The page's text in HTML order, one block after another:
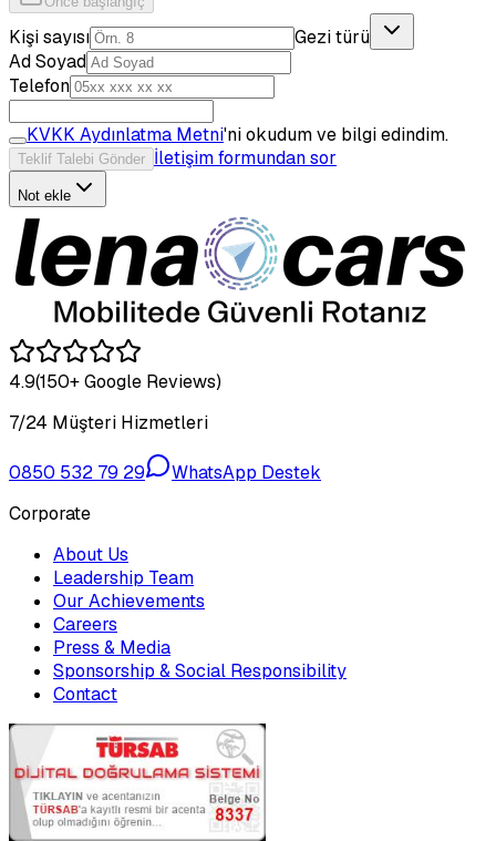
Kişi sayısı
Gezi türü
Ad Soyad
Telefon
KVKK Aydınlatma Metni'ni okudum ve bilgi edindim.
Teklif Talebi Gönder İletişim formundan sor
Not ekle
4.9(150+ Google Reviews)
7/24 Müşteri Hizmetleri
0850 532 79 29
WhatsApp Destek
Corporate
About Us
Leadership Team
Our Achievements
Careers
Press & Media
Sponsorship & Social Responsibility
Contact